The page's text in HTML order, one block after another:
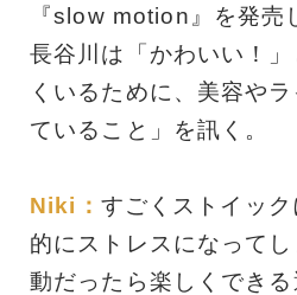
『slow motion』を発売
長谷川は「かわいい！
くいるために、美容や
ていること」を訊く。
Niki： すごくストイッ
的にストレスになって
動だったら楽しくできる